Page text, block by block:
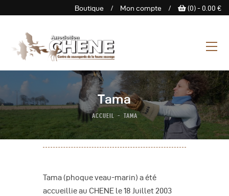
Boutique / Mon compte / (0) - 0.00 €
Tama
ACCUEIL TAMA
ASSOCIATION CHENE
Centre de Sauvegarde de la
faune sauvage
L’Association
Centre De Sauvegarde
Espace Découverte
Nous Soutenir
Contactez-Nous
Tama (phoque veau-marin) a été
accueillie au CHENE le 18 Juillet 2003